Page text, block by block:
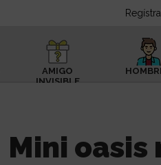
AMIGO
INVISIBLE
Mini oasis